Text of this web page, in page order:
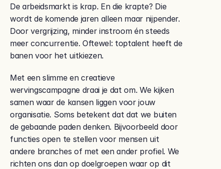
De arbeidsmarkt is krap. En die krapte? Die
wordt de komende jaren alleen maar nijpender.
Door vergrijzing, minder instroom én steeds
meer concurrentie. Oftewel: toptalent heeft de
banen voor het uitkiezen.
Met een slimme en creatieve
wervingscampagne draai je dat om. We kijken
samen waar de kansen liggen voor jouw
organisatie. Soms betekent dat dat we buiten
de gebaande paden denken. Bijvoorbeeld door
functies open te stellen voor mensen uit
andere branches of met een ander profiel. We
richten ons dan op doelgroepen waar op dit